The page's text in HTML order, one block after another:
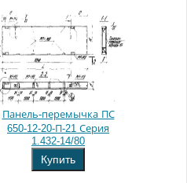
Панель-перемычка ПС
650-12-20-П-21 Серия
1.432-14/80
Купить